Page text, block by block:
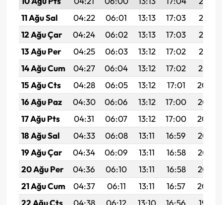
11 Ağu Sal
04:22 06:01 13:13 17:03
20:14
12 Ağu Çar
04:24 06:02 13:13 17:03
20:13
13 Ağu Per
04:25 06:03 13:12 17:02
20:12
14 Ağu Cum
04:27 06:04 13:12 17:02
20:10
15 Ağu Cts
04:28 06:05 13:12 17:01
20:09
16 Ağu Paz
04:30 06:06 13:12 17:00
20:07
17 Ağu Pts
04:31 06:07 13:12 17:00
20:06
18 Ağu Sal
04:33 06:08 13:11 16:59
20:05
19 Ağu Çar
04:34 06:09 13:11 16:58
20:03
20 Ağu Per
04:36 06:10 13:11 16:58
20:02
21 Ağu Cum
04:37 06:11 13:11 16:57
20:00
22 Ağu Cts
04:38 06:12 13:10 16:56
19:59